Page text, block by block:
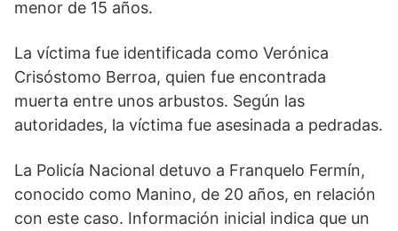
menor de 15 años.
La víctima fue identificada como Verónica
Crisóstomo Berroa, quien fue encontrada
muerta entre unos arbustos. Según las
autoridades, la víctima fue asesinada a pedradas.
La Policía Nacional detuvo a Franquelo Fermín,
conocido como Manino, de 20 años, en relación
con este caso. Información inicial indica que un